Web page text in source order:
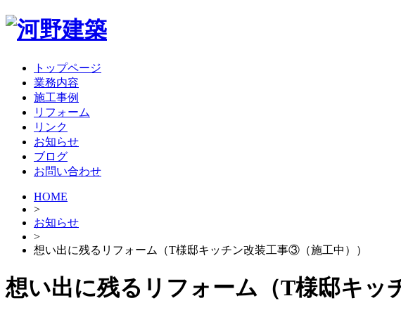
トップページ
業務内容
施工事例
リフォーム
リンク
お知らせ
ブログ
お問い合わせ
HOME
>
お知らせ
>
想い出に残るリフォーム（T様邸キッチン改装工事③（施工中））
想い出に残るリフォーム（T様邸キ